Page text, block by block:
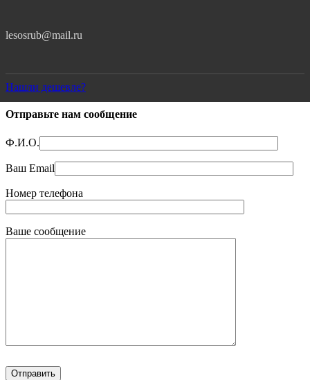
lesosrub@mail.ru
Нашли дешевле?
Отправьте нам сообщение
Ф.И.О.
Ваш Email
Номер телефона
Ваше сообщение